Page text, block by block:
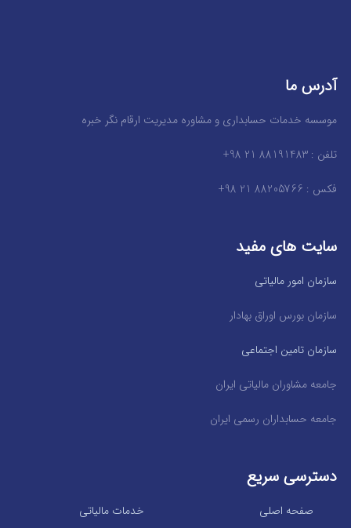
آدرس ما
موسسه خدمات حسابداری و مشاوره مدیریت ارقام نگر خبره
تلفن : 88191483 21 98+
فکس : 88205766 21 98+
سایت های مفید
سازمان امور مالیاتی
سازمان بورس اوراق بهادار
سازمان تامین اجتماعی
جامعه مشاوران مالیاتی ایران
جامعه حسابداران رسمی ایران
دسترسی سریع
خدمات مالیاتی صفحه اصلی